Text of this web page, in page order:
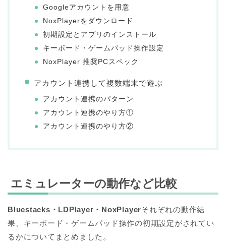
Googleアカウントを用意
NoxPlayerをダウンロード
初期設定とアプリのインストール
キーボード・ゲームパッド操作設定
NoxPlayer 推奨PCスペック
アカウント連携して複数端末で遊ぶ
アカウント連携のパターン
アカウント連携のやり方①
アカウント連携のやり方②
エミュレーターの動作など比較
Bluestacks・ LDPlayer・NoxPlayerそれぞれの動作結
果、キーボード・ゲームパッド操作の初期設定がされてい
るかについてまとめました。